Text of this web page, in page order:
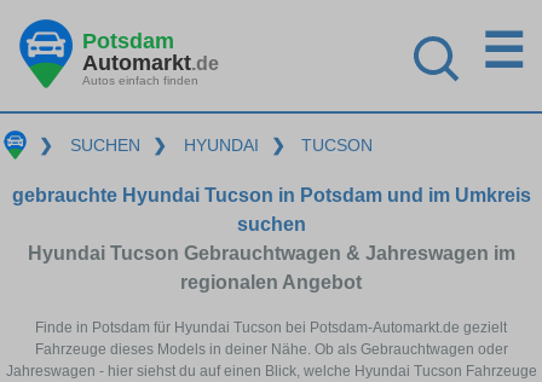
Potsdam
Automarkt.de
Autos einfach finden
☰
❯ SUCHEN ❯ HYUNDAI ❯ TUCSON
gebrauchte Hyundai Tucson in Potsdam und im Umkreis
suchen
Hyundai Tucson Gebrauchtwagen & Jahreswagen im
regionalen Angebot
Finde in Potsdam für Hyundai Tucson bei Potsdam-Automarkt.de gezielt
Fahrzeuge dieses Models in deiner Nähe. Ob als Gebrauchtwagen oder
Jahreswagen - hier siehst du auf einen Blick, welche Hyundai Tucson Fahrzeuge